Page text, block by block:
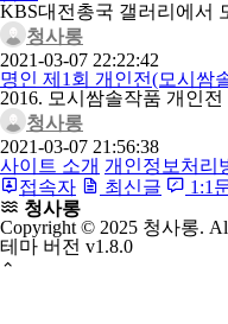
KBS대전총국 갤러리에서
청사롱
2021-03-07 22:22:42
명인 제1회 개인전(모시쌈
2016. 모시쌈솔작품 개인전
청사롱
2021-03-07 21:56:38
사이트 소개 개인정보처리
접속자
최신글 1:1
청사롱
Copyright © 2025 청사롱.
테마 버전 v1.8.0